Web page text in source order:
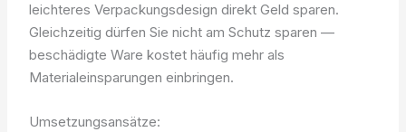
leichteres Verpackungsdesign direkt Geld sparen.
Gleichzeitig dürfen Sie nicht am Schutz sparen —
beschädigte Ware kostet häufig mehr als
Materialeinsparungen einbringen.
Umsetzungsansätze: